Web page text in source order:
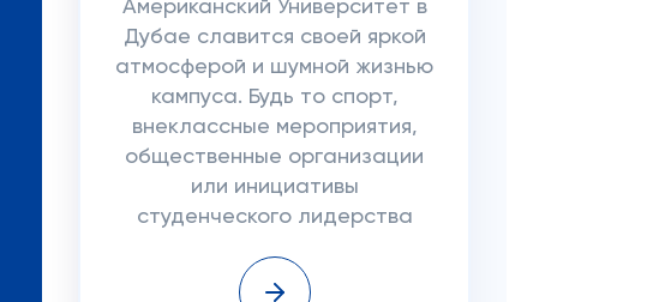
Американский Университет в
Дубае славится своей яркой
атмосферой и шумной жизнью
кампуса. Будь то спорт,
внеклассные мероприятия,
общественные организации
или инициативы
студенческого лидерства